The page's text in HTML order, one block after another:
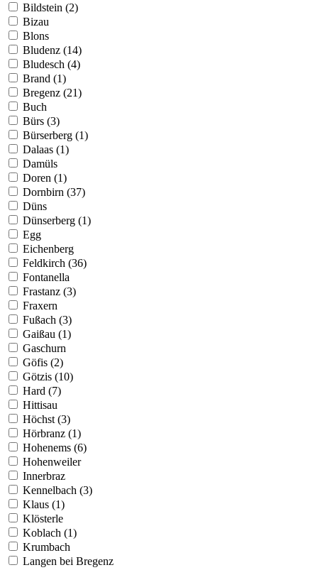
Bildstein (2)
Bizau
Blons
Bludenz (14)
Bludesch (4)
Brand (1)
Bregenz (21)
Buch
Bürs (3)
Bürserberg (1)
Dalaas (1)
Damüls
Doren (1)
Dornbirn (37)
Düns
Dünserberg (1)
Egg
Eichenberg
Feldkirch (36)
Fontanella
Frastanz (3)
Fraxern
Fußach (3)
Gaißau (1)
Gaschurn
Göfis (2)
Götzis (10)
Hard (7)
Hittisau
Höchst (3)
Hörbranz (1)
Hohenems (6)
Hohenweiler
Innerbraz
Kennelbach (3)
Klaus (1)
Klösterle
Koblach (1)
Krumbach
Langen bei Bregenz